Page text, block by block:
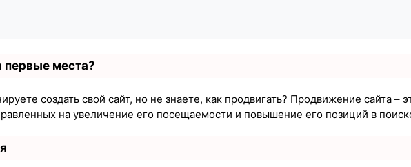
первые места?
создать свой сайт, но не знаете, как продвигать? Продвижение сайта –
на увеличение его посещаемости и повышение его позиций в